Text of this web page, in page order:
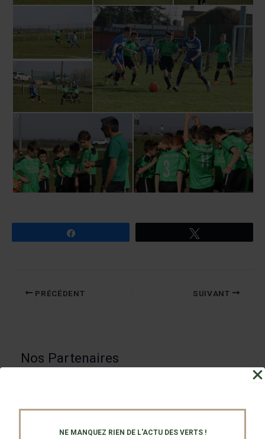
NE MANQUEZ RIEN DE L'ACTU DES VERTS !
PRÉCÉDENT SUIVANT
Nos Partenaires